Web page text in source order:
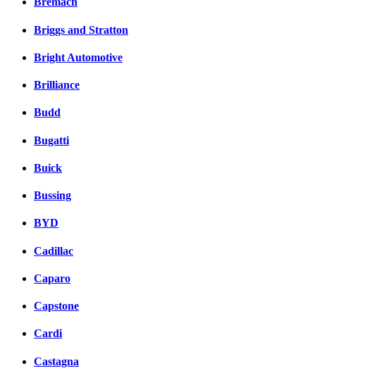
Briggs and Stratton
Bright Automotive
Brilliance
Budd
Bugatti
Buick
Bussing
BYD
Cadillac
Caparo
Capstone
Cardi
Castagna